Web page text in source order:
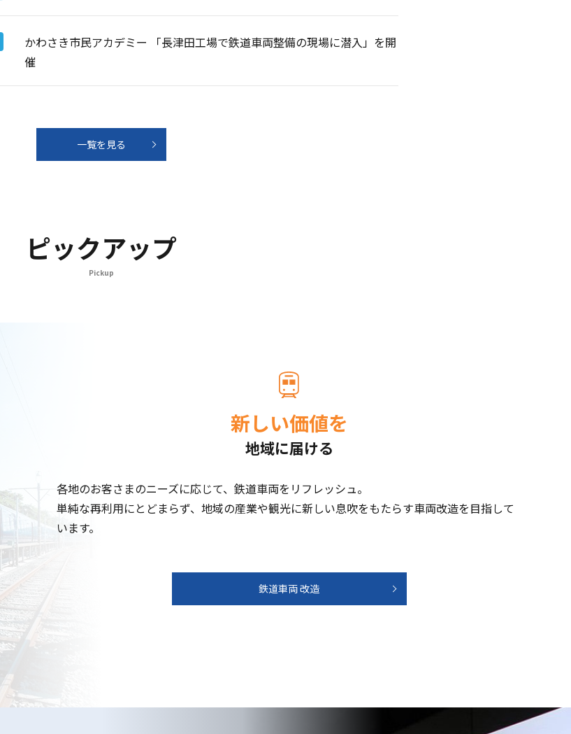
かわさき市民アカデミー 「長津田工場で鉄道車両整備の現場に潜入」を開
催
一覧を見る
ピックアップ
Pickup
新しい価値を
地域に届ける
各地のお客さまのニーズに応じて、鉄道車両をリフレッシュ。
単純な再利用にとどまらず、地域の産業や観光に新しい息吹をもたらす車両改造を目指して
います。
鉄道車両 改造